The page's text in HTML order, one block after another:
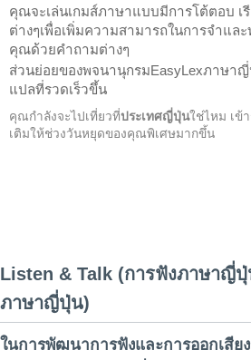
คุณจะเล่นเกมส์ภาษาแบบมีการโต้ตอบ เ
ต่างๆเพื่อเพิ่มความสามารถในการจำแล
คุณด้วยคำถามต่างๆ
ส่วนย่อยของพจนานุกรมEasyLexภาษา
แปลที่รวดเร็วขึ้น
คุณกำลังจะไปเที่ยวที่ประเทศญี่ปุ่นใช่ไหม เข้
เติมให้ช่วงวันหยุดของคุณพิเศษมากขึ้น
Listen & Talk (การฟังภาษาญี่ปุ่
ภาษาญี่ปุ่น)
ในการพัฒนาการฟังและการออกเสีย